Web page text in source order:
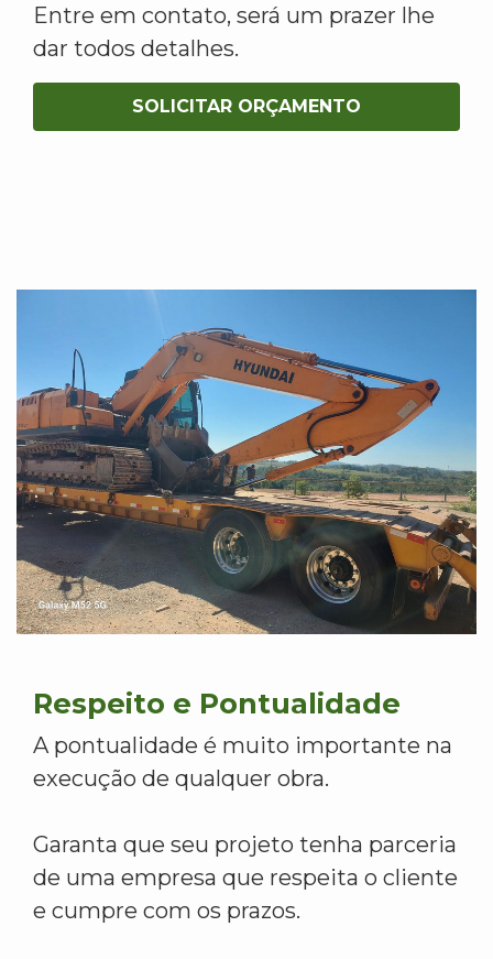
Entre em contato, será um prazer lhe
dar todos detalhes.
SOLICITAR ORÇAMENTO
Respeito e Pontualidade
A pontualidade é muito importante na
execução de qualquer obra.
Garanta que seu projeto tenha parceria
de uma empresa que respeita o cliente
e cumpre com os prazos.